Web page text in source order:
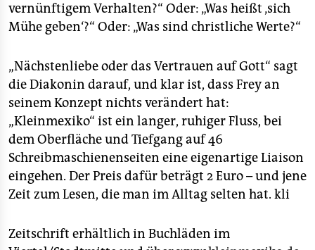
vernünftigem Verhalten?“ Oder: „Was heißt ‚sich
Mühe geben‘?“ Oder: „Was sind christliche Werte?“
„Nächstenliebe oder das Vertrauen auf Gott“ sagt
die Diakonin darauf, und klar ist, dass Frey an
seinem Konzept nichts verändert hat:
„Kleinmexiko“ ist ein langer, ruhiger Fluss, bei
dem Oberfläche und Tiefgang auf 46
Schreibmaschienenseiten eine eigenartige Liaison
eingehen. Der Preis dafür beträgt 2 Euro – und jene
Zeit zum Lesen, die man im Alltag selten hat. kli
Zeitschrift erhältlich in Buchläden im